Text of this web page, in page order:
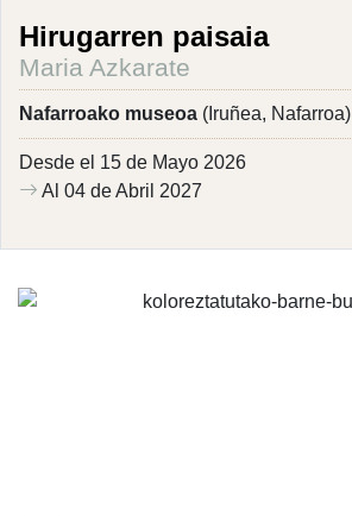
Hirugarren paisaia
Maria Azkarate
Nafarroako museoa (Iruñea, Nafarroa)
Desde el 15 de Mayo 2026
Al 04 de Abril 2027